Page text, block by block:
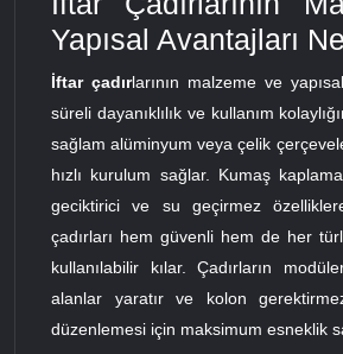
Yapısal Avantajları
İftar çadırlarının malzeme ve
süreli dayanıklılık ve kullanım
sağlam alüminyum veya çelik
hızlı kurulum sağlar. Kumaş
geciktirici ve su geçirmez
çadırları hem güvenli hem de her
kullanılabilir kılar. Çadırların
alanlar yaratır ve kolon
düzenlemesi için maksimum esneklik